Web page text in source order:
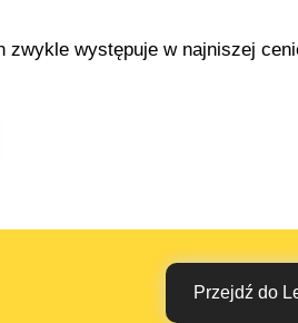
zwykle występuje w najniszej
Przejdź do